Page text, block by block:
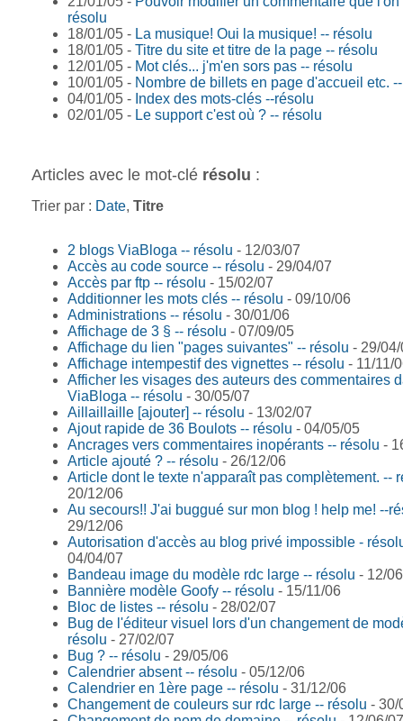
résolu
18/01/05 - La musique! Oui la musique! -- résolu
18/01/05 - Titre du site et titre de la page -- résolu
12/01/05 - Mot clés... j'm'en sors pas -- résolu
10/01/05 - Nombre de billets en page d'accueil etc.
04/01/05 - Index des mots-clés --résolu
02/01/05 - Le support c'est où ? -- résolu
Articles avec le mot-clé résolu :
Trier par : Date, Titre
2 blogs ViaBloga -- résolu - 12/03/07
Accès au code source -- résolu - 29/04/07
Accès par ftp -- résolu - 15/02/07
Additionner les mots clés -- résolu - 09/10/06
Administrations -- résolu - 30/01/06
Affichage de 3 § -- résolu - 07/09/05
Affichage du lien "pages suivantes" -- résolu - 29/
Affichage intempestif des vignettes -- résolu - 11/11/
Afficher les visages des auteurs des commentaires
ViaBloga -- résolu - 30/05/07
Aillaillaille [ajouter] -- résolu - 13/02/07
Ajout rapide de 36 Boulots -- résolu - 04/05/05
Ancrages vers commentaires inopérants -- résolu -
Article ajouté ? -- résolu - 26/12/06
Article dont le texte n'apparaît pas complètement. --
20/12/06
Au secours!! J'ai buggué sur mon blog ! help me! --
29/12/06
Autorisation d'accès au blog privé impossible -
04/04/07
Bandeau image du modèle rdc large -- résolu - 12/
Bannière modèle Goofy -- résolu - 15/11/06
Bloc de listes -- résolu - 28/02/07
Bug de l'éditeur visuel lors d'un changement de
résolu - 27/02/07
Bug ? -- résolu - 29/05/06
Calendrier absent -- résolu - 05/12/06
Calendrier en 1ère page -- résolu - 31/12/06
Changement de couleurs sur rdc large -- résolu - 30/